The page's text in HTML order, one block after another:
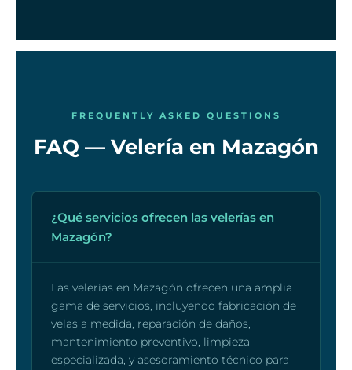
FREQUENTLY ASKED QUESTIONS
FAQ — Velería en Mazagón
¿Qué servicios ofrecen las velerías en
Mazagón?
Las velerías en Mazagón ofrecen una amplia
gama de servicios, incluyendo fabricación de
velas a medida, reparación de daños,
mantenimiento preventivo, limpieza
especializada, y asesoramiento técnico para